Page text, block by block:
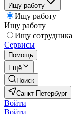
Ищу работу
Ищу работу
Ищу работу
Ищу сотрудника
Сервисы
Помощь
Ещё
Поиск
Санкт-Петербург
Войти
Войти